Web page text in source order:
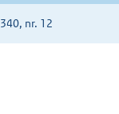
nr. 12